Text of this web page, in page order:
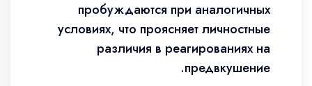
пробуждаются при аналогичных
условиях, что проясняет личностные
различия в реагированиях на
предвкушение.